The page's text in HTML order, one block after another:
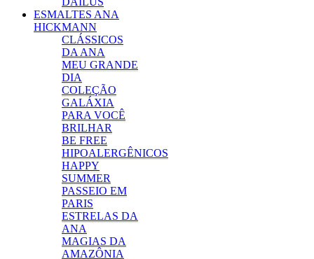
ESMALTES ANA
HICKMANN
CLÁSSICOS
DA ANA
MEU GRANDE
DIA
COLEÇÃO
GALÁXIA
PARA VOCÊ
BRILHAR
BE FREE
HIPOALERGÊNICOS
HAPPY
SUMMER
PASSEIO EM
PARIS
ESTRELAS DA
ANA
MAGIAS DA
AMAZÔNIA